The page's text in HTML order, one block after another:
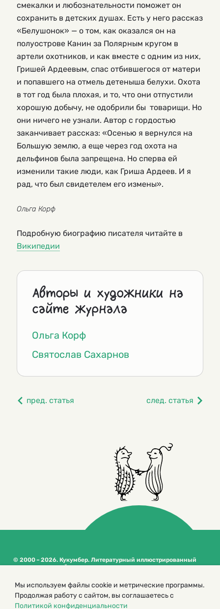
смекалки и любознательности поможет он
сохранить в детских душах. Есть у него рассказ
«Белушонок» — о том, как оказался он на
полуострове Канин за Полярным кругом в
артели охотников, и как вместе с одним из них,
Гришей Ардеевым, спас отбившегося от матери
и попавшего на отмель детеныша белухи. Охота
в тот год была плохая, и то, что они отпустили
хорошую добычу, не одобрили бы товарищи. Но
они ничего не узнали. Автор с гордостью
заканчивает рассказ: «Осенью я вернулся на
Большую землю, а еще через год охота на
дельфинов была запрещена. Но сперва ей
изменили такие люди, как Гриша Ардеев. И я
рад, что был свидетелем его измены».
Ольга Корф
Подробную биографию писателя читайте в
Википедии
Авторы и художники на
сайте журнала
Ольга Корф
Святослав Сахарнов
пред. статья след. статья
© 2000 – 2026. Кукумбер. Литературный иллюстрированный
журнал для детей
сайта
Политика конфиденциальности
Мы используем файлы cookie и метрические программы.
Продолжая работу с сайтом, вы соглашаетесь с
Политикой конфиденциальности